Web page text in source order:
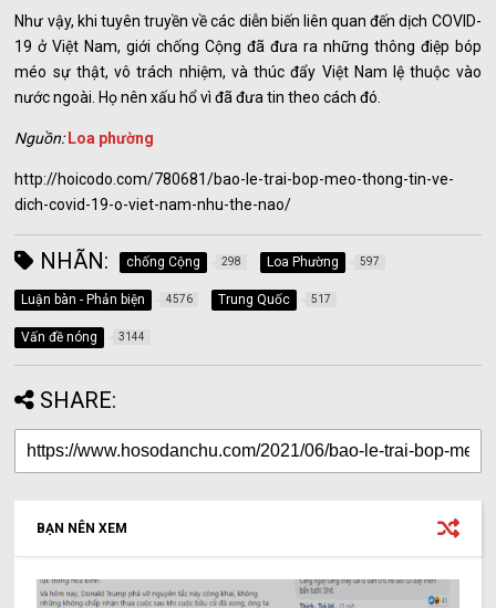
Như vậy, khi tuyên truyền về các diễn biến liên quan đến dịch COVID-
19 ở Việt Nam, giới chống Cộng đã đưa ra những thông điệp bóp
méo sự thật, vô trách nhiệm, và thúc đẩy Việt Nam lệ thuộc vào
nước ngoài. Họ nên xấu hổ vì đã đưa tin theo cách đó.
Nguồn: Loa phường
http://hoicodo.com/780681/bao-le-trai-bop-meo-thong-tin-ve-
dich-covid-19-o-viet-nam-nhu-the-nao/
NHÃN: chống Cộng 298 Loa Phường 597
Luận bàn - Phản biện 4576 Trung Quốc 517
Vấn đề nóng 3144
SHARE:
BẠN NÊN XEM